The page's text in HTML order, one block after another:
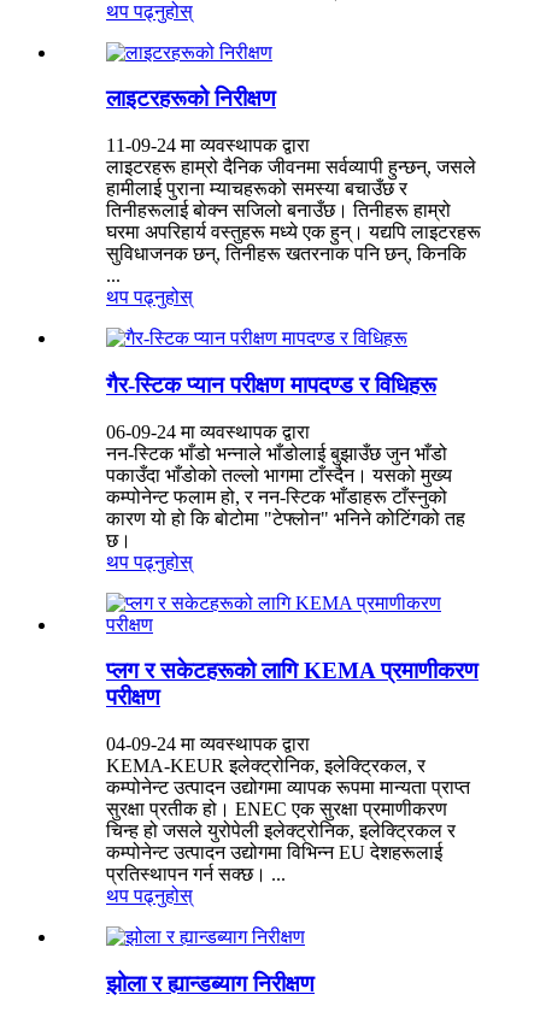
थप पढ्नुहोस्
लाइटरहरूको निरीक्षण
11-09-24 मा व्यवस्थापक द्वारा
लाइटरहरू हाम्रो दैनिक जीवनमा सर्वव्यापी हुन्छन्, जसले
हामीलाई पुराना म्याचहरूको समस्या बचाउँछ र
तिनीहरूलाई बोक्न सजिलो बनाउँछ। तिनीहरू हाम्रो
घरमा अपरिहार्य वस्तुहरू मध्ये एक हुन्। यद्यपि लाइटरहरू
सुविधाजनक छन्, तिनीहरू खतरनाक पनि छन्, किनकि
...
थप पढ्नुहोस्
गैर-स्टिक प्यान परीक्षण मापदण्ड र विधिहरू
06-09-24 मा व्यवस्थापक द्वारा
नन-स्टिक भाँडो भन्नाले भाँडोलाई बुझाउँछ जुन भाँडो
पकाउँदा भाँडोको तल्लो भागमा टाँस्दैन। यसको मुख्य
कम्पोनेन्ट फलाम हो, र नन-स्टिक भाँडाहरू टाँस्नुको
कारण यो हो कि बोटोमा "टेफ्लोन" भनिने कोटिंगको तह
छ।
थप पढ्नुहोस्
प्लग र सकेटहरूको लागि KEMA प्रमाणीकरण
परीक्षण
04-09-24 मा व्यवस्थापक द्वारा
KEMA-KEUR इलेक्ट्रोनिक, इलेक्ट्रिकल, र
कम्पोनेन्ट उत्पादन उद्योगमा व्यापक रूपमा मान्यता प्राप्त
सुरक्षा प्रतीक हो। ENEC एक सुरक्षा प्रमाणीकरण
चिन्ह हो जसले युरोपेली इलेक्ट्रोनिक, इलेक्ट्रिकल र
कम्पोनेन्ट उत्पादन उद्योगमा विभिन्न EU देशहरूलाई
प्रतिस्थापन गर्न सक्छ। ...
थप पढ्नुहोस्
झोला र ह्यान्डब्याग निरीक्षण